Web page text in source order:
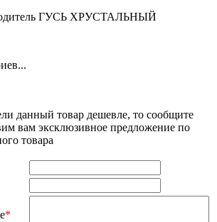
ГУСЬ ХРУСТАЛЬНЫЙ
данный товар дешевле, то сообщите
вам эксклюзивное предложение по
товара
*